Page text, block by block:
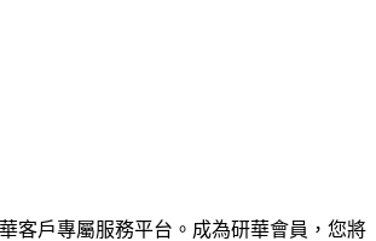
客戶專屬服務平台。成為研華會員，您將